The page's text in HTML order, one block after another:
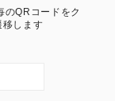
QRコードをク
移します